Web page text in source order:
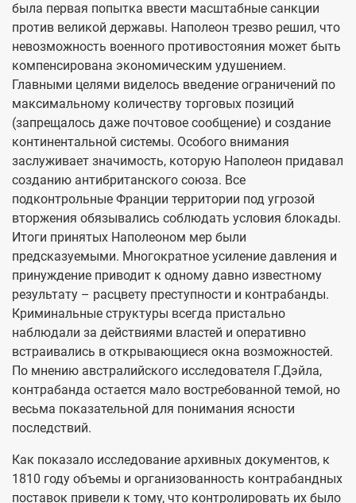
была первая попытка ввести масштабные санкции
против великой державы. Наполеон трезво решил, что
невозможность военного противостояния может быть
компенсирована экономическим удушением.
Главными целями виделось введение ограничений по
максимальному количеству торговых позиций
(запрещалось даже почтовое сообщение) и создание
континентальной системы. Особого внимания
заслуживает значимость, которую Наполеон придавал
созданию антибританского союза. Все
подконтрольные Франции территории под угрозой
вторжения обязывались соблюдать условия блокады.
Итоги принятых Наполеоном мер были
предсказуемыми. Многократное усиление давления и
принуждение приводит к одному давно известному
результату – расцвету преступности и контрабанды.
Криминальные структуры всегда пристально
наблюдали за действиями властей и оперативно
встраивались в открывающиеся окна возможностей.
По мнению австралийского исследователя Г.Дэйла,
контрабанда остается мало востребованной темой, но
весьма показательной для понимания ясности
последствий.
Как показало исследование архивных документов, к
1810 году объемы и организованность контрабандных
поставок привели к тому, что контролировать их было